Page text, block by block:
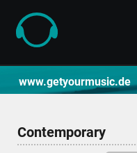
www.getyourmusic.de
Contemporary